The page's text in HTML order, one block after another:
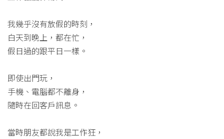
我幾乎沒有放假的時刻，
白天到晚上，都在忙，
假日過的跟平日一樣。
即使出門玩，
手機、電腦都不離身，
隨時在回客戶訊息。
當時朋友都說我是工作狂，